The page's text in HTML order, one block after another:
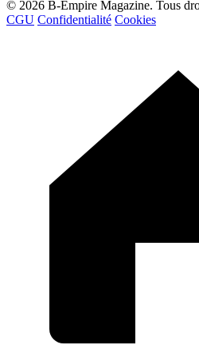
© 2026 B-Empire Magazine. Tous
CGU Confidentialité Cookies